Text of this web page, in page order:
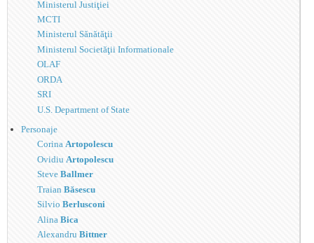
Ministerul Justiţiei
MCTI
Ministerul Sănătăţii
Ministerul Societăţii Informationale
OLAF
ORDA
SRI
U.S. Department of State
Personaje
CorinaArtopolescu
Ovidiu Artopolescu
SteveBallmer
TraianBăsescu
SilvioBerlusconi
AlinaBica
AlexandruBittner